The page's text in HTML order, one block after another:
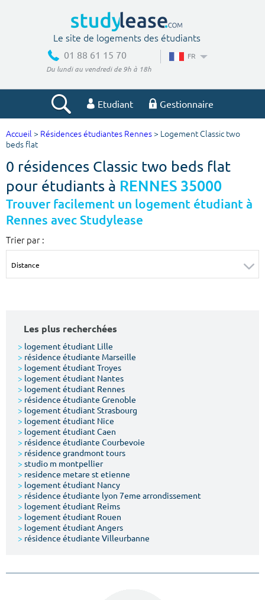
Le site de logements des étudiants
01 88 61 15 70
Du lundi au vendredi de 9h à 18h
FR
Etudiant Gestionnaire
Votre recherche
Ville, école
Budget min
€
Budget max
€
Surface min Surface max
Type de location
Votre date d'entrée
Chercher
Accueil > Résidences étudiantes Rennes > Logement Classic two
beds flat
0 résidences Classic two beds flat
pour étudiants à RENNES 35000
Trouver facilement un logement étudiant à
Rennes avec Studylease
Trier par :
Les plus recherchées
> logement étudiant Lille
> résidence étudiante Marseille
> logement étudiant Troyes
> logement étudiant Nantes
> logement étudiant Rennes
> résidence étudiante Grenoble
> logement étudiant Strasbourg
> logement étudiant Nice
> logement étudiant Caen
> résidence étudiante Courbevoie
> résidence grandmont tours
> studio m montpellier
> residence metare st etienne
> logement étudiant Nancy
> résidence étudiante lyon 7eme arrondissement
> logement étudiant Reims
> logement étudiant Rouen
> logement étudiant Angers
> résidence étudiante Villeurbanne